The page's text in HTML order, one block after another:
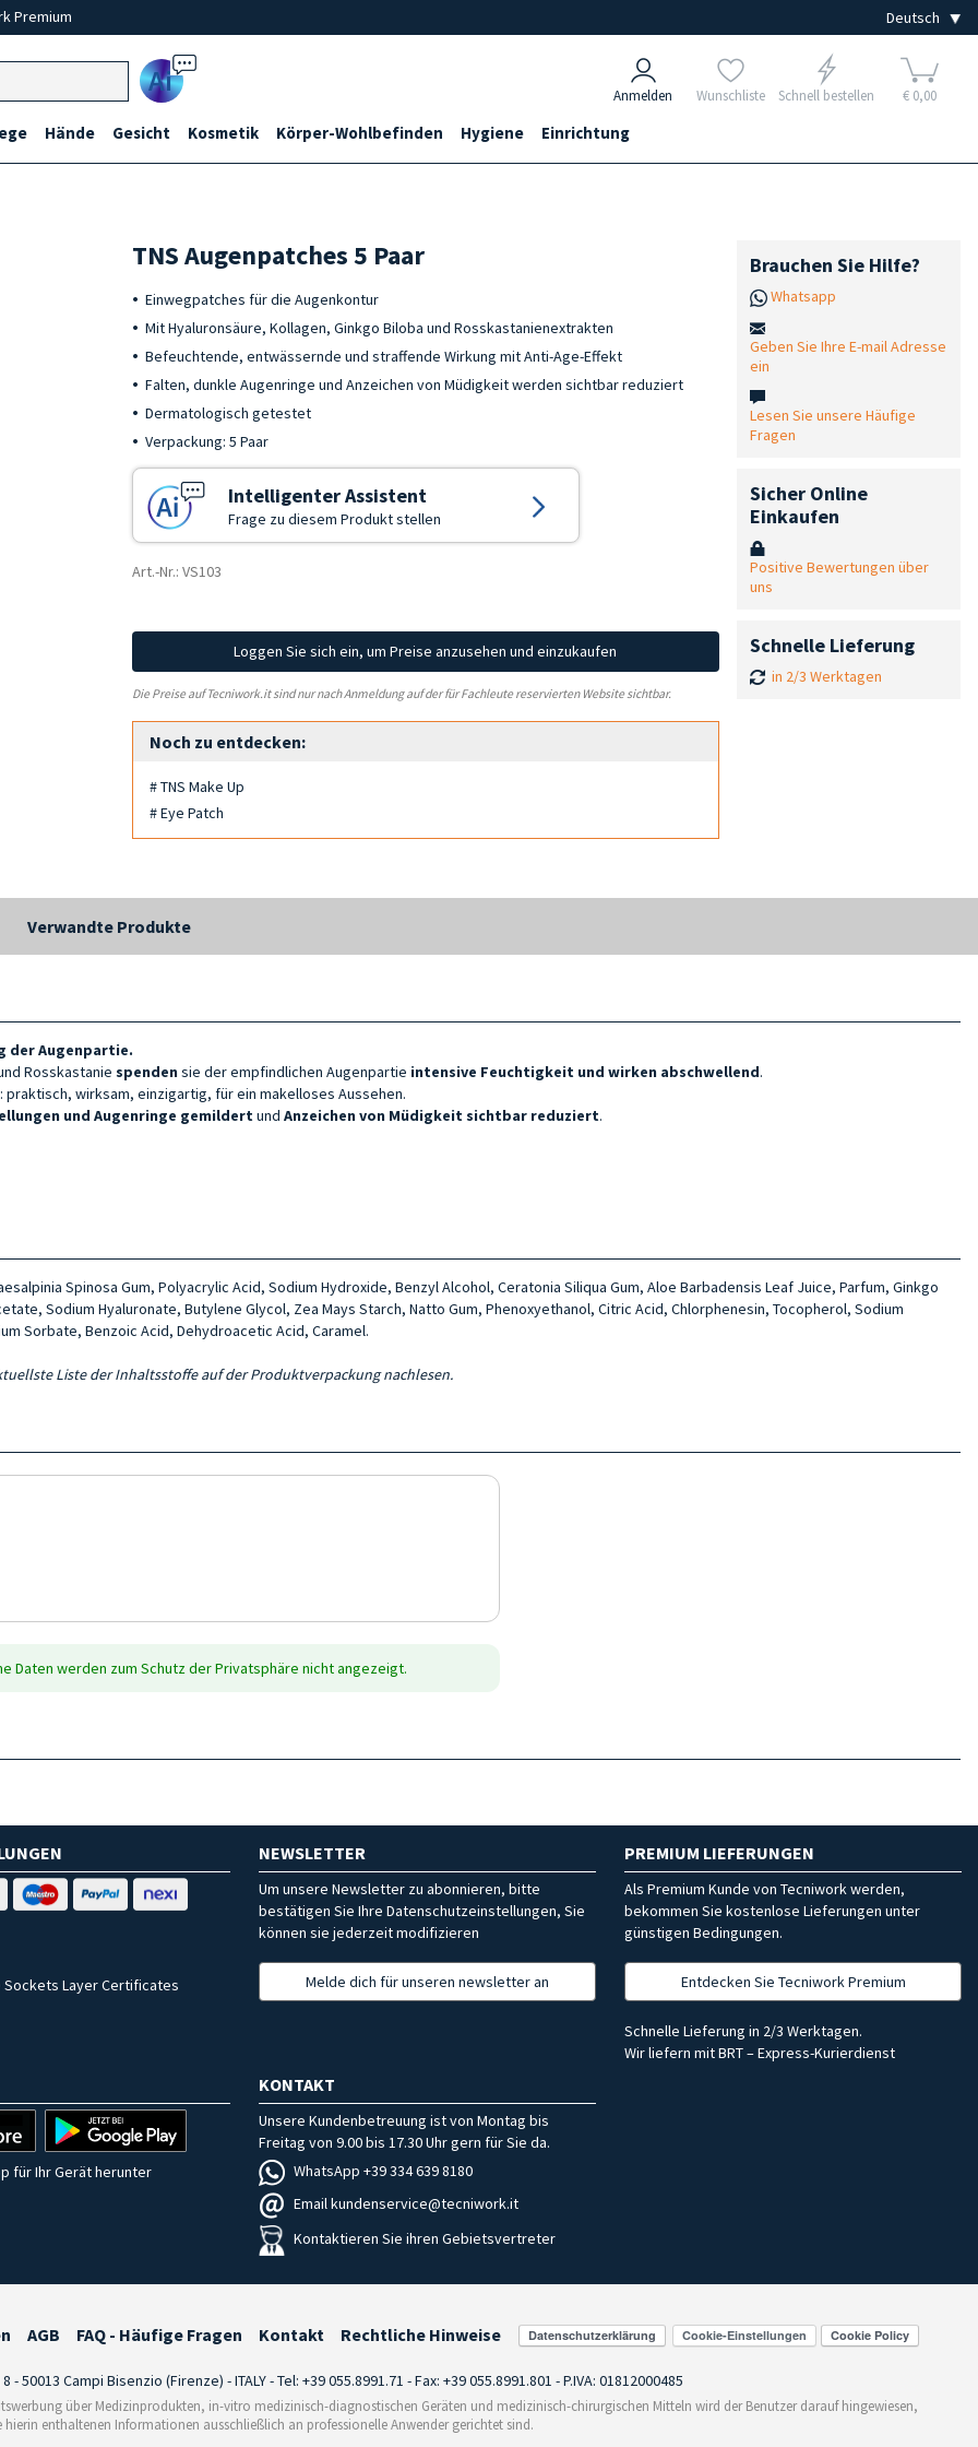
Premium
Ai Anmelden Wunschliste Schnell bestellen € 0,00
Hände Gesicht Kosmetik Körper-Wohlbefinden Hygiene Einrichtung
TNS Augenpatches 5 Paar
Einwegpatches für die Augenkontur
Mit Hyaluronsäure, Kollagen, Ginkgo Biloba und Rosskastanienextrakten
Befeuchtende, entwässernde und straffende Wirkung mit Anti-Age-Effekt
Falten, dunkle Augenringe und Anzeichen von Müdigkeit werden sichtbar reduziert
Dermatologisch getestet
Verpackung: 5 Paar
Intelligenter Assistent
Frage zu diesem Produkt stellen
Art.-Nr.: VS103
Loggen Sie sich ein, um Preise anzusehen und einzukaufen
Die Preise auf Tecniwork.it sind nur nach Anmeldung auf der für Fachleute reservierten Website sichtbar.
Noch zu entdecken:
# TNS Make Up
# Eye Patch
Brauchen Sie Hilfe?
Whatsapp
Geben Sie Ihre E-mail Adresse
ein
Lesen Sie unsere Häufige
Fragen
Sicher Online
Einkaufen
Positive Bewertungen über
uns
Schnelle Lieferung
in 2/3 Werktagen
Verwandte Produkte
der Augenpartie.
Rosskastanie spenden sie der empfindlichen Augenpartie intensive Feuchtigkeit und wirken abschwellend.
: praktisch, wirksam, einzigartig, für ein makelloses Aussehen.
und Augenringe gemildertund Anzeichen von Müdigkeit sichtbar reduziert.
Spinosa Gum, Polyacrylic Acid, Sodium Hydroxide, Benzyl Alcohol, Ceratonia Siliqua Gum, Aloe Barbadensis Leaf Juice, Parfum, Ginkgo
Sodium Hyaluronate, Butylene Glycol, Zea Mays Starch, Natto Gum, Phenoxyethanol, Citric Acid, Chlorphenesin, Tocopherol, Sodium
Sorbate, Benzoic Acid, Dehydroacetic Acid, Caramel.
Liste der Inhaltsstoffe auf der Produktverpackung nachlesen.
Daten werden zum Schutz der Privatsphäre nicht angezeigt.
Sockets Layer Certificates
NEWSLETTER
Um unsere Newsletter zu abonnieren, bitte
bestätigen Sie Ihre Datenschutzeinstellungen, Sie
können sie jederzeit modifizieren
Melde dich für unseren newsletter an
PREMIUM LIEFERUNGEN
Als Premium Kunde von Tecniwork werden,
bekommen Sie kostenlose Lieferungen unter
günstigen Bedingungen.
Entdecken Sie Tecniwork Premium
Schnelle Lieferung in 2/3 Werktagen.
Wir liefern mit BRT – Express-Kurierdienst
für Ihr Gerät herunter
KONTAKT
Unsere Kundenbetreuung ist von Montag bis
Freitag von 9.00 bis 17.30 Uhr gern für Sie da.
WhatsApp +39 334 639 8180
Email kundenservice@tecniwork.it
Kontaktieren Sie ihren Gebietsvertreter
AGB FAQ - Häufige Fragen Kontakt Rechtliche Hinweise Cookie-Einstellungen
- 50013 Campi Bisenzio (Firenze) - ITALY - Tel: +39 055.8991.71 - Fax: +39 055.8991.801 - P.IVA: 01812000485
über Medizinprodukten, in-vitro medizinisch-diagnostischen Geräten und medizinisch-chirurgischen Mitteln wird der Benutzer darauf hingewiesen,
hierin enthaltenen Informationen ausschließlich an professionelle Anwender gerichtet sind.